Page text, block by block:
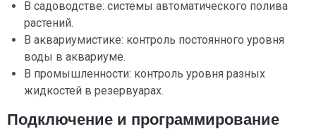
В садоводстве: системы автоматического полива
растений.
В аквариумистике: контроль постоянного уровня
воды в аквариуме.
В промышленности: контроль уровня разных
жидкостей в резервуарах.
Подключение и программирование